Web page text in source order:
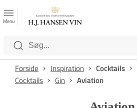
Kategorier
Menu
Forside Inspiration Cocktails
Cocktails
Gin Aviation